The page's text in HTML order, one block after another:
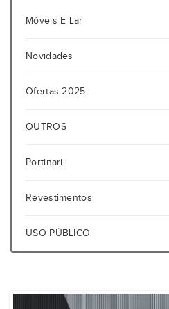
Móveis E Lar
Novidades
Ofertas 2025
OUTROS
Portinari
Revestimentos
USO PÚBLICO